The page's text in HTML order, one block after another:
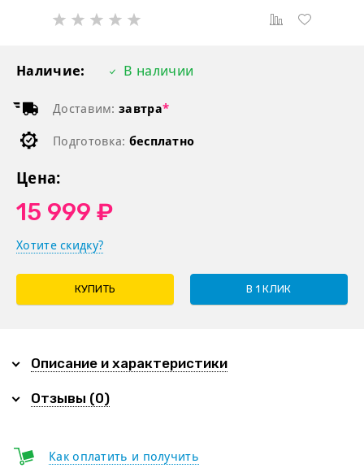
Наличие: В наличии
Доставим: завтра*
Подготовка: бесплатно
Цена:
15 999 ₽
Хотите скидку?
КУПИТЬ В 1 КЛИК
Описание и характеристики
Отзывы (0)
Как оплатить и получить